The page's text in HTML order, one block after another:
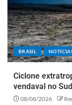
BRASIL
Ciclone
vendaval no
08/08/2026